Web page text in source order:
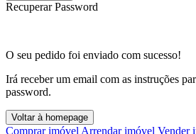
Recuperar Password
O seu pedido foi enviado com sucesso!
Irá receber um email com as instruções
password.
Voltar à homepage
Comprar imóvel Arrendar imóvel Vender